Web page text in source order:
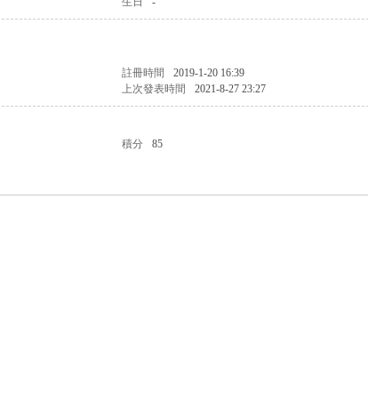
註冊時間 2019-1-20 16:39
上次發表時間 2021-8-27 23:27
積分 85